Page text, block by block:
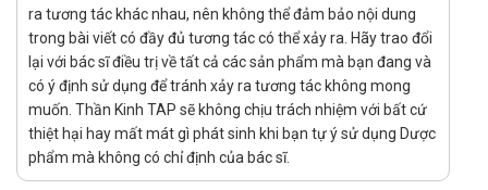
/ ngày.
Với bệnh nhân rối loạn lưỡng cực
Liều khởi đầu là 1 mg 1 lần / ngày. Nếu cần, liều có thể
được tăng lên bằng 2 mg / ngày. Hầu hết các bệnh
nhân có liều tối ưu là 2-6 mg / ngày
Với bệnh nhân rối loạn ở bệnh nhân tâm thần chậm phát
ra tương tác khác nhau, nên không thể đảm bảo nội dung
trong bài viết có đầy đủ tương tác có thể xảy ra. Hãy trao đổi
lại với bác sĩ điều trị về tất cả các sản phẩm mà bạn đang và
có ý định sử dụng để tránh xảy ra tương tác không mong
muốn. Thần Kinh TAP sẽ không chịu trách nhiệm với bất cứ
thiệt hại hay mất mát gì phát sinh khi bạn tự ý sử dụng Dược
phẩm mà không có chỉ định của bác sĩ.